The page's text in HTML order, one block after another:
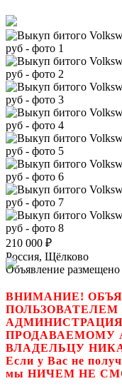
210 000 ₽
Россия, Щёлково
Объявление размещено
ВНИМАНИЕ!
ПОЛЬЗОВАТЕЛЕМ
ПРОДАВАЕМОМУ
ВЛАДЕЛЬЦУ
Если у Вас не
мы НИЧЕМ НЕ